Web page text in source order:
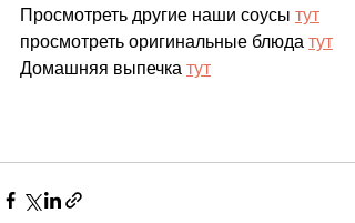
Просмотреть другие наши соусы тут
просмотреть оригинальные блюда тут
Домашняя выпечка тут